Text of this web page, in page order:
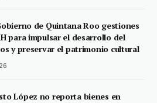
de Quintana Roo gestiones
para impulsar el desarrollo del
y preservar el patrimonio cultural
López no reporta bienes en